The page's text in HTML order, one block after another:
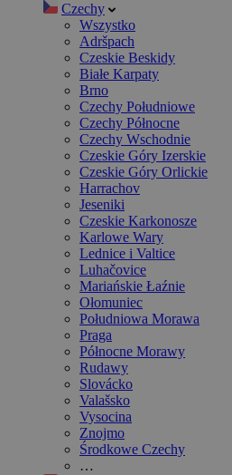
Czechy
Wszystko
Adršpach
Czeskie Beskidy
Białe Karpaty
Brno
Czechy Południowe
Czechy Północne
Czechy Wschodnie
Czeskie Góry Izerskie
Czeskie Góry Orlickie
Harrachov
Jeseniki
Czeskie Karkonosze
Karlowe Wary
Lednice i Valtice
Luhačovice
Mariańskie Łaźnie
Ołomuniec
Południowa Morawa
Praga
Północne Morawy
Rudawy
Slovácko
Valašsko
Vysocina
Znojmo
Środkowe Czechy
…